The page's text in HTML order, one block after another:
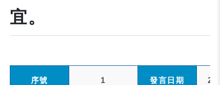
宜。
序號 1 發言日期